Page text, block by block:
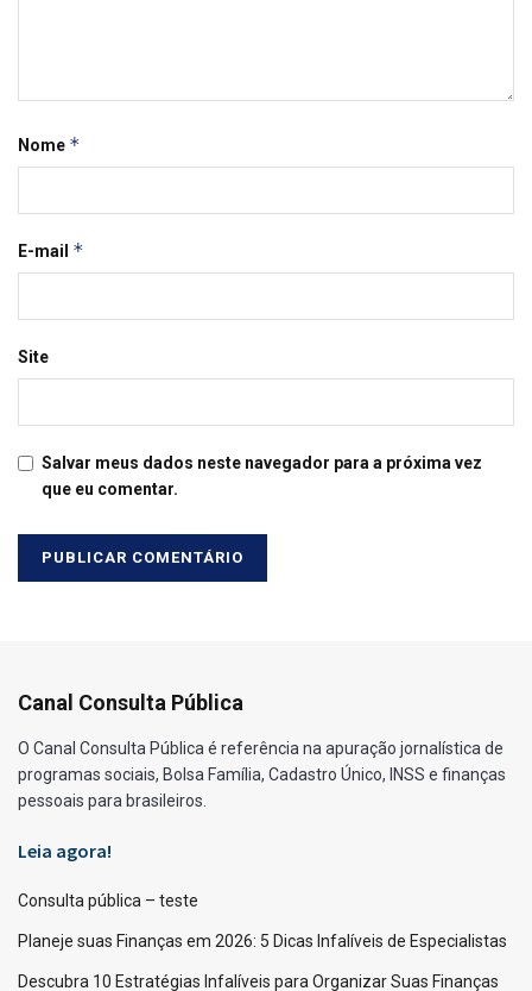
Nome *
E-mail *
Site
Salvar meus dados neste navegador para a próxima vez
que eu comentar.
Canal Consulta Pública
O Canal Consulta Pública é referência na apuração jornalística de
programas sociais, Bolsa Família, Cadastro Único, INSS e finanças
pessoais para brasileiros.
Leia agora!
Consulta pública – teste
Planeje suas Finanças em 2026: 5 Dicas Infalíveis de Especialistas
Descubra 10 Estratégias Infalíveis para Organizar Suas Finanças